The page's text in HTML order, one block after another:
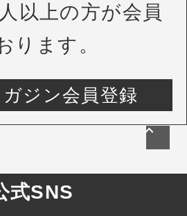
以上の方が会員
ります。
ジン会員登録
式SNS